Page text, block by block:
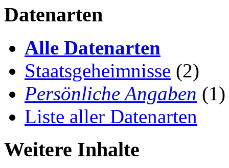
Datenarten
Alle Datenarten
Staatsgeheimnisse (2)
Persönliche Angaben (1)
Liste aller Datenarten
Weitere Inhalte